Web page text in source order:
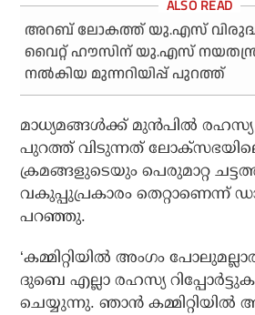
അറബ് ലോകത്ത് യു.എസ് വിരുദ്ധ
വൈറ്റ് ഹൗസിന് യു.എസ്
നൽകിയ മുന്നറിയിപ്പ് പുറത്ത്
മാധ്യമങ്ങള്‍ക്ക് മുന്‍പില്‍ രഹസ്യ
പുറത്ത് വിടുന്നത് ലോക്‌സഭയിലെ
ക്രമങ്ങളുടെയും പെരുമാറ്റ
വകുപ്പുപ്രകാരം തെറ്റാണെന്ന്
പറഞ്ഞു.
‘കമ്മിറ്റിയില്‍ അംഗം
ദുബെ എല്ലാ രഹസ്യ
ചെയ്യുന്നു. ഞാന്‍ കമ്മിറ്റിയില്‍